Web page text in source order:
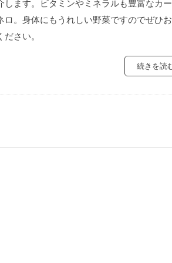
します。ビタミンやミネラルも豊富なカ
ロ。身体にもうれしい野菜ですのでぜひ
ださい。
続きを読